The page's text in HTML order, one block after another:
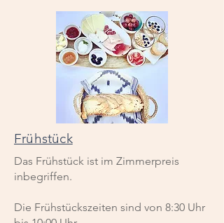
Frühstück
Das Frühstück ist im Zimmerpreis
inbegriffen.
Die Frühstückszeiten sind von 8:30 Uhr